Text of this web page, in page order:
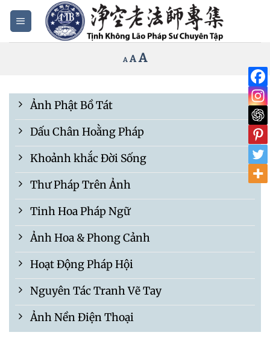
Bỏ
qua
nội
A Decrease
size.
A Reset
size.
A
size.
Ảnh Phật Bồ Tát
Dấu Chân Hoằng Pháp
Khoảnh khắc Đời Sống
Thư Pháp Trên Ảnh
Tinh Hoa Pháp Ngữ
Ảnh Hoa & Phong Cảnh
Hoạt Động Pháp Hội
Nguyên Tác Tranh Vẽ Tay
Ảnh Nền Điện Thoại